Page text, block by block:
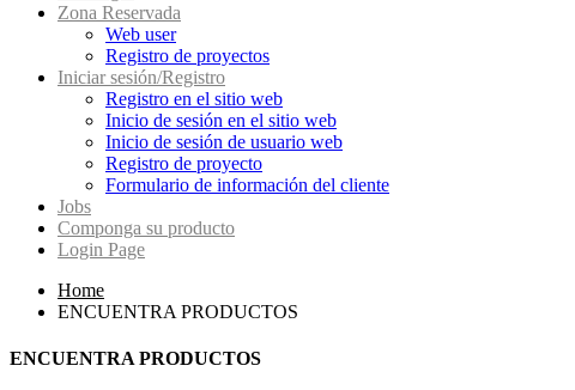
Zona Reservada
Web user
Registro de proyectos
Iniciar sesión/Registro
Registro en el sitio web
Inicio de sesión en el sitio web
Inicio de sesión de usuario web
Registro de proyecto
Formulario de información del cliente
Jobs
Componga su producto
Login Page
Home
ENCUENTRA PRODUCTOS
ENCUENTRA PRODUCTOS